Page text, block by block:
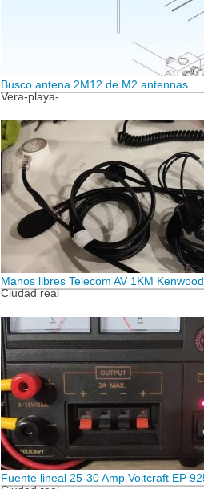
Busco antena 2M12 de M2 antennas
Vera-playa-
Manos libres Telecom AV 1KM
Ciudad real
Fuente lineal 25-30 Amp Voltcraft EP